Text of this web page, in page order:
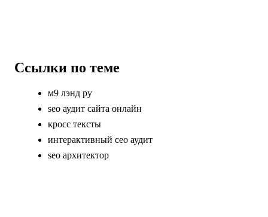
Ссылки по теме
м9 лэнд ру
seo аудит сайта онлайн
кросс тексты
интерактивный сео аудит
seo архитектор